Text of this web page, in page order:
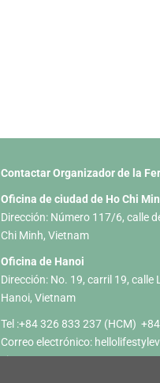
Contactar Organizador de la
Oficina de ciudad de Ho Chi
Dirección: Número 117/6, calle
Chi Minh, Vietnam
Oficina de Hanoi
Dirección: No. 19, carril 19, calle
Hanoi, Vietnam
Tel :+84 326 833 237 (HCM)
Correo electrónico:
vietnam.com